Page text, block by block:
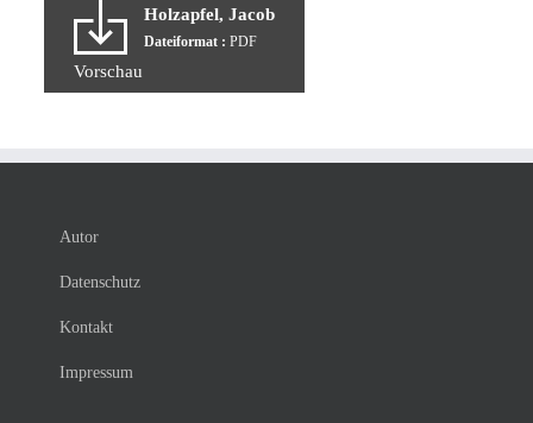
Holzapfel, Jacob
Dateiformat : PDF
Vorschau
Autor
Datenschutz
Kontakt
Impressum